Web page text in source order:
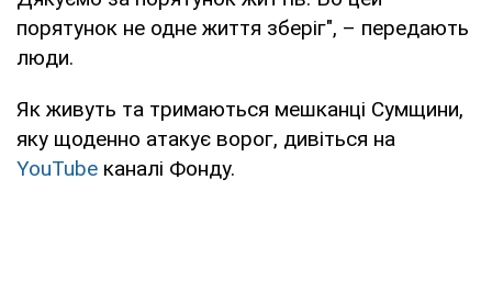
порятунок не одне життя зберіг", – передають
люди.
Як живуть та тримаються мешканці Сумщини,
яку щоденно атакує ворог, дивіться на
YouTube каналі Фонду.